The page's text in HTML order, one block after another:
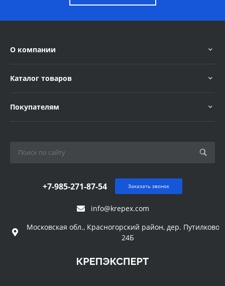
О компании
Каталог товаров
Покупателям
info@krepex.com
+7-985-271-87-54
Московская обл., Красногорский район, дер. Путилково,
24Б
Заказать звонок